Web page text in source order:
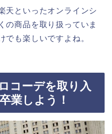
天といったオンラインシ
の商品を取り扱っていま
でも楽しいですよね。
コーデを取り入
業しよう！